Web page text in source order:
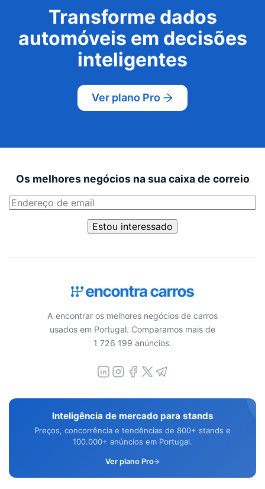
Transforme dados
automóveis em decisões
inteligentes
Ver plano Pro
Os melhores negócios na sua caixa de correio
Estou interessado
A encontrar os melhores negócios de carros
usados em Portugal. Comparamos mais de
1 726 199 anúncios.
Inteligência de mercado para stands
Preços, concorrência e tendências de 800+ stands e
100.000+ anúncios em Portugal.
Ver plano Pro